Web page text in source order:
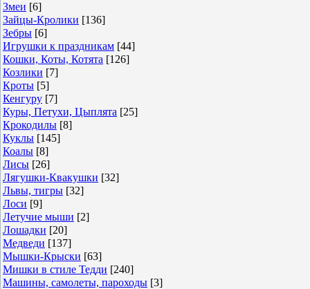
Змеи [6]
Зайцы-Кролики [136]
Зебры [6]
Игрушки к праздникам [44]
Кошки, Коты, Котята [126]
Козлики [7]
Кроты [5]
Кенгуру [7]
Куры, Петухи, Цыплята [25]
Крокодилы [8]
Куклы [145]
Коалы [8]
Лисы [26]
Лягушки-Квакушки [32]
Львы, тигры [32]
Лоси [9]
Летучие мыши [2]
Лошадки [20]
Медведи [137]
Мышки-Крыски [63]
Мишки в стиле Тедди [240]
Машины, самолеты, пароходы [3]